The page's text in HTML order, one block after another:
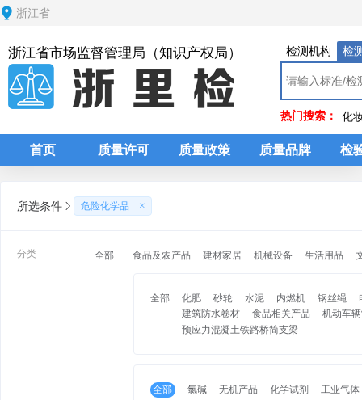
浙江省
浙江省市场监督管理局（知识产权局） 检测机构 检
热门搜索： 化
首页 质量许可 质量政策 质量品牌 检
所选条件 危险化学品
分类 全部 食品及农产品 建材家居 机械设备 生活用品
全部 化肥 砂轮 水泥 内燃机 钢丝绳
建筑防水卷材
食品相关产品
机动车
预应力混凝土铁路桥简支梁
全部 氯碱 无机产品 化学试剂 工业气体